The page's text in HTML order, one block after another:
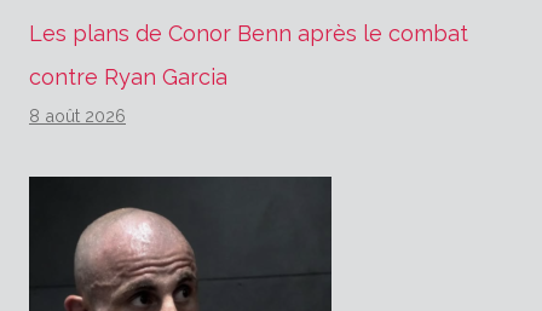
Les plans de Conor Benn après le combat
contre Ryan Garcia
8 août 2026